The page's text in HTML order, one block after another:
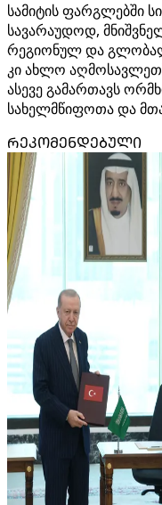
სამიტის ფარგლებში
სავარაუდოდ,
რეგიონულ და
კი ახლო
ასევე გამართავს
სახელმწიფოთა და
ᲠᲔᲙᲝᲛᲔᲜᲓᲔᲑᲣᲚᲘ